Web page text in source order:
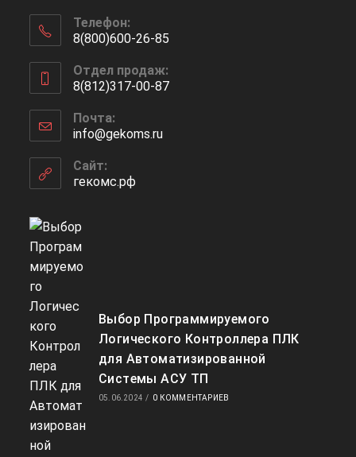
Телефон:
8(800)600-26-85
Отдел продаж:
8(812)317-00-87
Почта:
info@gekoms.ru
Сайт:
гекомс.рф
Выбор Программируемого
Логического Контроллера ПЛК
для Автоматизированной
Системы АСУ ТП
05.06.2024 / 0 КОММЕНТАРИЕВ